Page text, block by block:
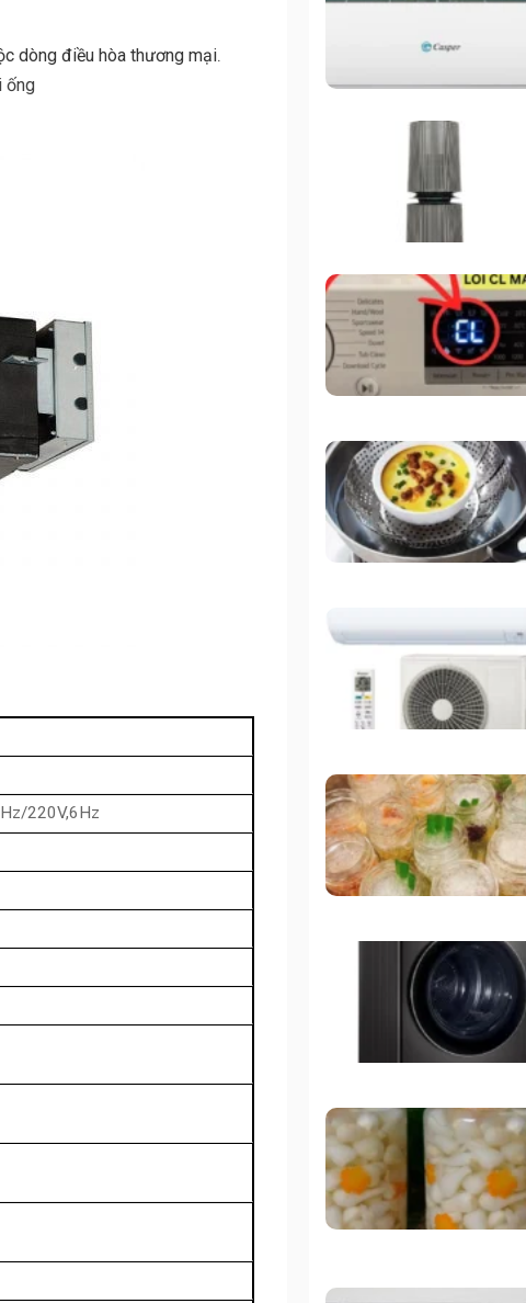
dòng điều hòa thương mại.
ống
220V,6Hz